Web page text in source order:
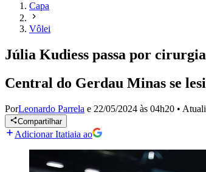
Capa
Vôlei
Júlia Kudiess passa por
Central do Gerdau Minas se
PorLeonardo Parrela e 22/05/2024 às 04h20 •
Compartilhar
Adicionar Itatiaia ao